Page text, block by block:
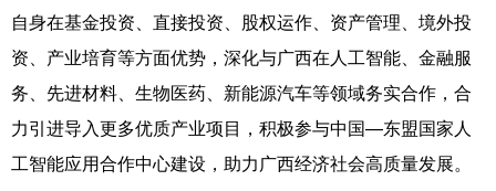
新疆 内蒙古 黑龙江
多语种频道
English Español Français عربى
自身在基金投资、直接投资、股权运作、资产管理、境外投
资、产业培育等方面优势，深化与广西在人工智能、金融服
务、先进材料、生物医药、新能源汽车等领域务实合作，合
力引进导入更多优质产业项目，积极参与中国—东盟国家人
工智能应用合作中心建设，助力广西经济社会高质量发展。